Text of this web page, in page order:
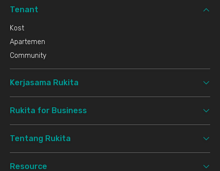
Tenant
Kost
Apartemen
Community
Kerjasama Rukita
Rukita for Business
Tentang Rukita
Resource